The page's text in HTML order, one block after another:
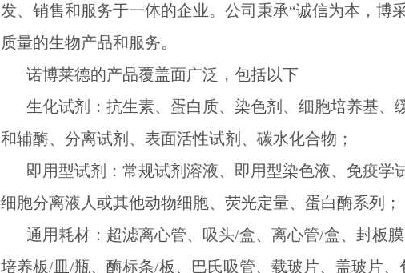
发、销售和服务于一体的企业。公司秉承“诚信为本，博
质量的生物产品和服务。
诺博莱德的产品覆盖面广泛，包括以下
生化试剂：抗生素、蛋白质、染色剂、细胞培养基
和辅酶、分离试剂、表面活性试剂、碳水化合物；
即用型试剂：常规试剂溶液、即用型染色液、免疫学
细胞分离液人或其他动物细胞、荧光定量、蛋白酶系列；
通用耗材：超滤离心管、吸头/盒、离心管/盒、封板
培养板/皿/瓶、酶标条/板、巴氏吸管、载玻片、盖玻片